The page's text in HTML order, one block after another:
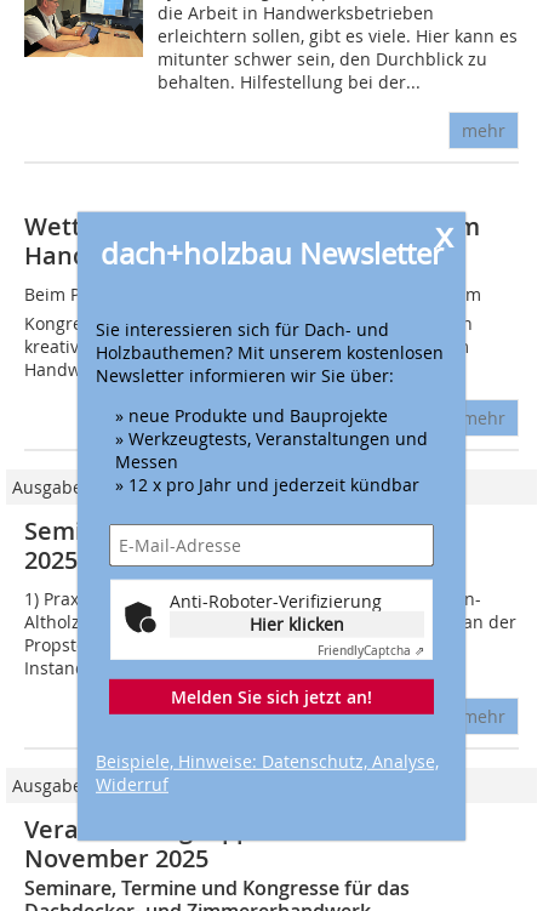
x
dach+holzbau Newsletter
Sie interessieren sich für Dach- und
Holzbauthemen? Mit unserem kostenlosen
Newsletter informieren wir Sie über:
» neue Produkte und Bauprojekte
» Werkzeugtests, Veranstaltungen und
Messen
» 12 x pro Jahr und jederzeit kündbar
Anti-Roboter-Verifizierung
Hier klicken
FriendlyCaptcha ⇗
Melden Sie sich jetzt an!
Beispiele, Hinweise: Datenschutz, Analyse,
Widerruf
die Arbeit in Handwerksbetrieben
erleichtern sollen, gibt es viele. Hier kann es
mitunter schwer sein, den Durchblick zu
behalten. Hilfestellung bei der...
mehr
Wettbewerb für innovative Ansätze im
Handwerk - jetzt bewerben!
Beim Pitch im Handwerk, der am 13. März 2025 auf dem
Kongress Zukunft Handwerk ausgetragen wird, werden
kreative Ideen und neue Herangehensweisen aus dem
Handwerksalltag gesucht, die zum Erfolg...
mehr
Ausgabe 02/2025
Seminare + Termine von April bis Juni
2025
1) Praxisworkshop: Instandsetzungsarbeiten mit Eichen-
Altholz In einem Praxisworkshop am 24. und 25. April an der
Propstei Johannesberg in Fulda geht es um
Instandsetzungsarbeiten an historischen...
mehr
Ausgabe 06/2025
Veranstaltungstipps im Oktober &
November 2025
Seminare, Termine und Kongresse für das